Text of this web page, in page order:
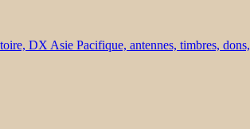
DX Asie Pacifique, antennes, timbres, dons,